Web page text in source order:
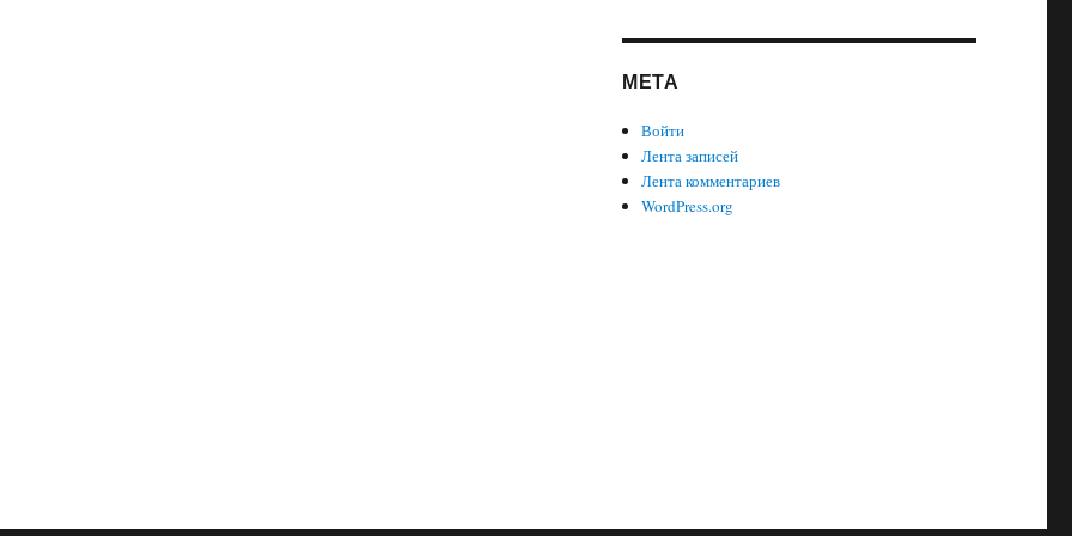
МЕТА
Войти
Лента записей
Лента комментариев
WordPress.org